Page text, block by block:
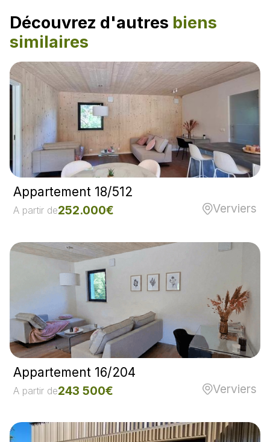
Découvrez d'autres biens
similaires
Appartement 18/512
A partir de252.000€ Verviers
Appartement 16/204
A partir de243 500€ Verviers